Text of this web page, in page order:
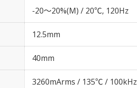
-20～20%(M) / 20℃, 120Hz
12.5mm
40mm
3260mArms / 135℃ / 100kHz